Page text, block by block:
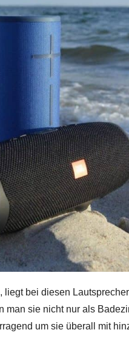
bei diesen
sie nicht nur als
um sie überall mit